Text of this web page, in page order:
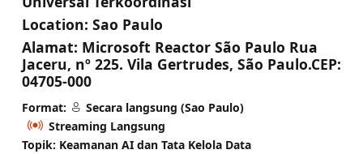
Location: Sao Paulo
Alamat: Microsoft Reactor São Paulo Rua
Jaceru, nº 225. Vila Gertrudes, São Paulo.CEP:
04705-000
Format:
Secara langsung (Sao Paulo)
Streaming Langsung
Topik: Keamanan AI dan Tata Kelola Data